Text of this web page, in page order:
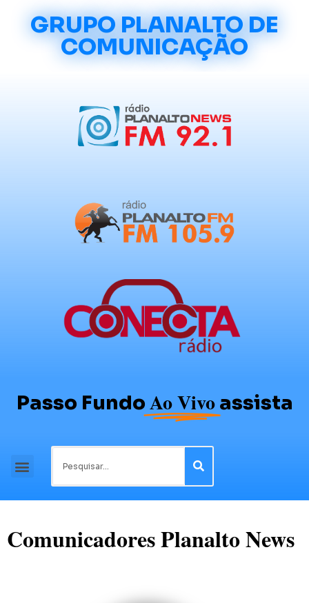
GRUPO PLANALTO DE
COMUNICAÇÃO
Passo Fundo Ao Vivo assista
Comunicadores Planalto News